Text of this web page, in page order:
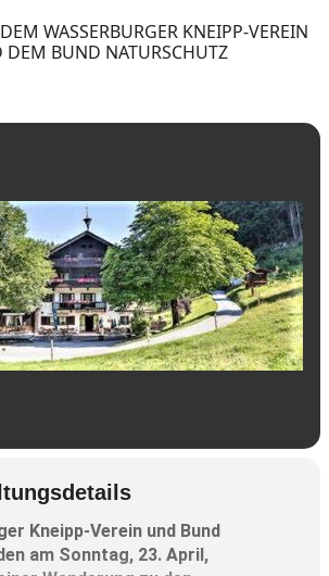
WASSERBURGER KNEIPP-VEREIN
DEM BUND NATURSCHUTZ
Kneipp-Verein und Bund
am Sonntag, 23. April,